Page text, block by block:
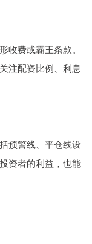
收费或霸王条款。
注配资比例、利息
预警线、平仓线设
资者的利益，也能